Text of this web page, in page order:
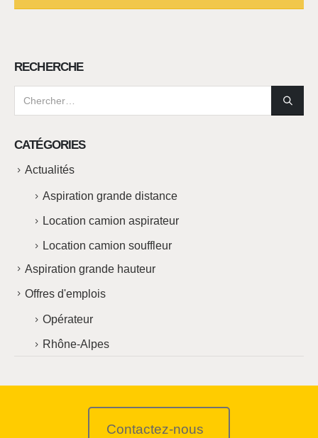
RECHERCHE
CATÉGORIES
Actualités
Aspiration grande distance
Location camion aspirateur
Location camion souffleur
Aspiration grande hauteur
Offres d'emplois
Opérateur
Rhône-Alpes
Contactez-nous